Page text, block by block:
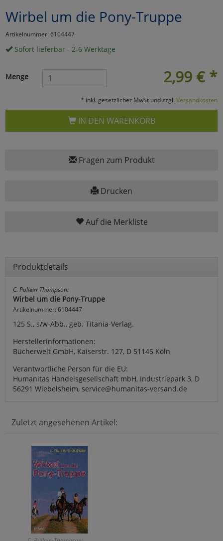
Wirbel um die Pony-Truppe
Artikelnummer: 6104447
Sofort lieferbar - 2-6 Werktage
2,99 € *
Menge
* inkl. gesetzlicher MwSt und zzgl. Versandkosten
IN DEN WARENKORB
Fragen zum Produkt
Drucken
Auf die Merkliste
Produktdetails
C. Pullein-Thompson:
Wirbel um die Pony-Truppe
Artikelnummer: 6104447
125 S., s/w-Abb., geb. Titania-Verlag.
Herstellerinformationen:
Bücherwelt GmbH, Kaiserstr. 127, D 51145 Köln
Verantwortliche Person für die EU:
Humanitas Handelsgesellschaft mbH, Industriepark 3, D
56291 Wiebelsheim, service@humanitas-versand.de
Zuletzt angesehenen Artikel:
Marketing
Umfragetools
Cookies
Einstellungen speichern
zu Haupptseite